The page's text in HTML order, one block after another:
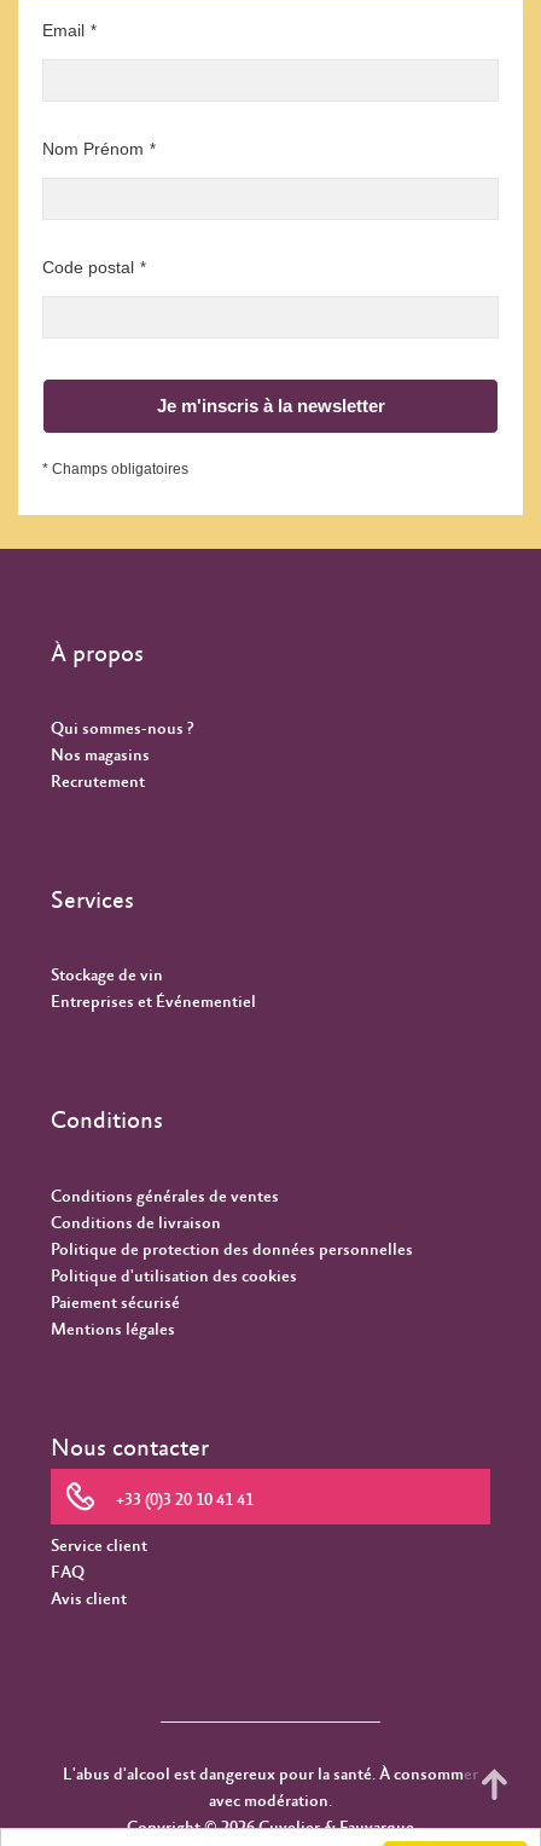
Email *
Nom Prénom *
Code postal *
Je m'inscris à la newsletter
* Champs obligatoires
À propos
Qui sommes-nous ?
Nos magasins
Recrutement
Services
Stockage de vin
Entreprises et Événementiel
Conditions
Conditions générales de ventes
Conditions de livraison
Politique de protection des données personnelles
Politique d'utilisation des cookies
Paiement sécurisé
Mentions légales
Nous contacter
+33 (0)3 20 10 41 41
Service client
FAQ
Avis client
L'abus d'alcool est dangereux pour la santé. À consommer
avec modération.
Copyright © 2026 Cuvelier & Fauvarque